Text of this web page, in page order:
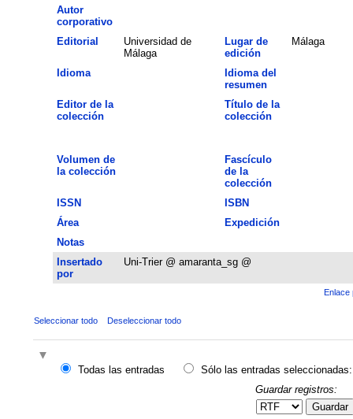
Autor
corporativo
Editorial
Universidad de
Málaga
Lugar de
edición
Málaga
Idioma
Idioma del
resumen
Editor de la
colección
Título de la
colección
Volumen de
la colección
Fascículo
de la
colección
ISSN
ISBN
Área
Expedición
Notas
Insertado
por
Uni-Trier @ amaranta_sg @
Enlace
Seleccionar todo Deseleccionar todo
Todas las entradas
Sólo las entradas seleccionadas:
Guardar registros:
Guardar